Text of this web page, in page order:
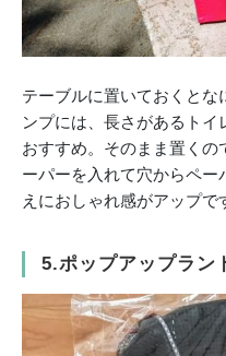
テーブルに置いておくとな
ンプには、長さがあるト
おすすめ。そのまま置く
ーパーを入れて穴からペー
えにおしゃれ感がアップで
5.ポップアップラン